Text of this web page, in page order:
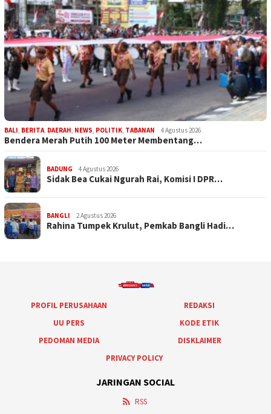
BALI, BERITA, DAERAH, NEWS, POLITIK, TABANAN 4 Agustus 2026
Bendera Merah Putih 100 Meter Membentang…
BADUNG 4 Agustus 2026
Sidak Bea Cukai Ngurah Rai, Komisi I DPR…
BANGLI 2 Agustus 2026
Rahina Tumpek Krulut, Pemkab Bangli Hadi…
PROFIL PERUSAHAAN
REDAKSI
UU PERS
KODE ETIK
PEDOMAN MEDIA
DISKLAIMER
PRIVACY POLICY
JARINGAN SOCIAL
RSS